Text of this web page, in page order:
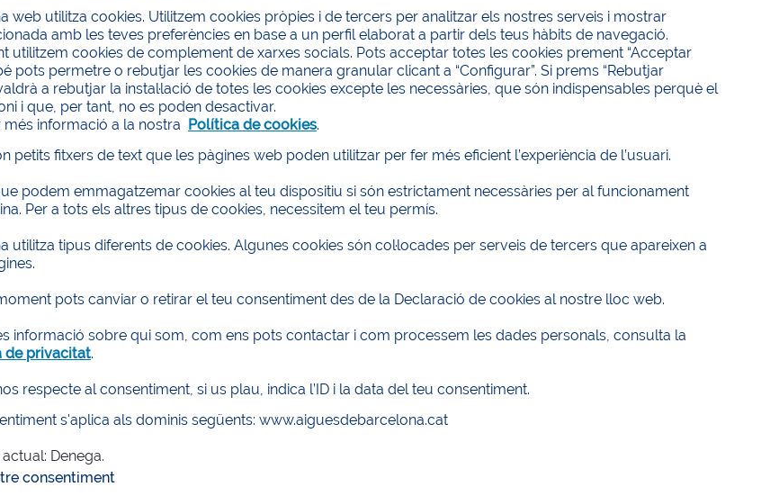
web utilitza cookies. Utilitzem cookies pròpies i de tercers per analitzar els nostres serveis i mostrar
amb les teves preferències en base a un perfil elaborat a partir dels teus hàbits de navegació.
utilitzem cookies de complement de xarxes socials. Pots acceptar totes les cookies prement “Acceptar
pots permetre o rebutjar les cookies de manera granular clicant a “Configurar”. Si prems “Rebutjar
a rebutjar la instal·lació de totes les cookies excepte les necessàries, que són indispensables perquè el
i que, per tant, no es poden desactivar.
informació a la nostra Política de cookies.
petits fitxers de text que les pàgines web poden utilitzar per fer més eficient l’experiència de l’usuari.
podem emmagatzemar cookies al teu dispositiu si són estrictament necessàries per al funcionament
Per a tots els altres tipus de cookies, necessitem el teu permís.
utilitza tipus diferents de cookies. Algunes cookies són col·locades per serveis de tercers que apareixen a
pots canviar o retirar el teu consentiment des de la Declaració de cookies al nostre lloc web.
informació sobre qui som, com ens pots contactar i com processem les dades personals, consulta la
de privacitat.
respecte al consentiment, si us plau, indica l’ID i la data del teu consentiment.
s'aplica als dominis següents: www.aiguesdebarcelona.cat
Denega.
consentiment